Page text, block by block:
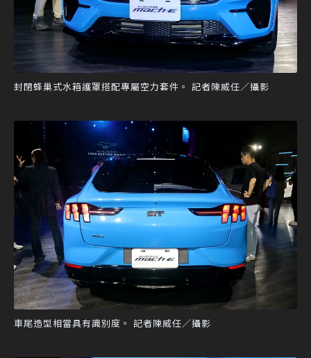
封閉蜂巢式水箱護罩搭配專屬空力套件。 記者陳威任／攝影
車尾造型相當具有識別度。 記者陳威任／攝影